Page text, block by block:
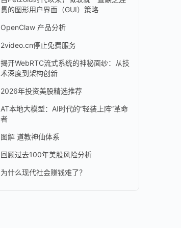
贯的图形用户界面（GUI）策略
OpenClaw 产品分析
2video.cn停止免费服务
揭开WebRTC流式系统的神秘面纱：从技
术深度到架构创新
2026年投资美股精选推荐
AT本地大模型：AI时代的“轻装上阵”革命
者
图解 道教神仙体系
回顾过去100年美股风险分析
为什么现代社会赚钱难了？